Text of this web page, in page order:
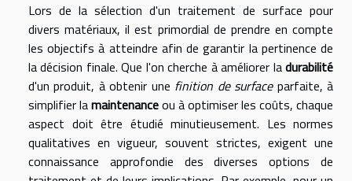
Lors de la sélection d'un traitement de surface pour
divers matériaux, il est primordial de prendre en compte
les objectifs à atteindre afin de garantir la pertinence de
la décision finale. Que l'on cherche à améliorer ladurabilité
d'un produit, à obtenir une finition de surfaceparfaite, à
simplifier lamaintenanceou à optimiser les coûts, chaque
aspect doit être étudié minutieusement. Les normes
qualitatives en vigueur, souvent strictes, exigent une
connaissance approfondie des diverses options de